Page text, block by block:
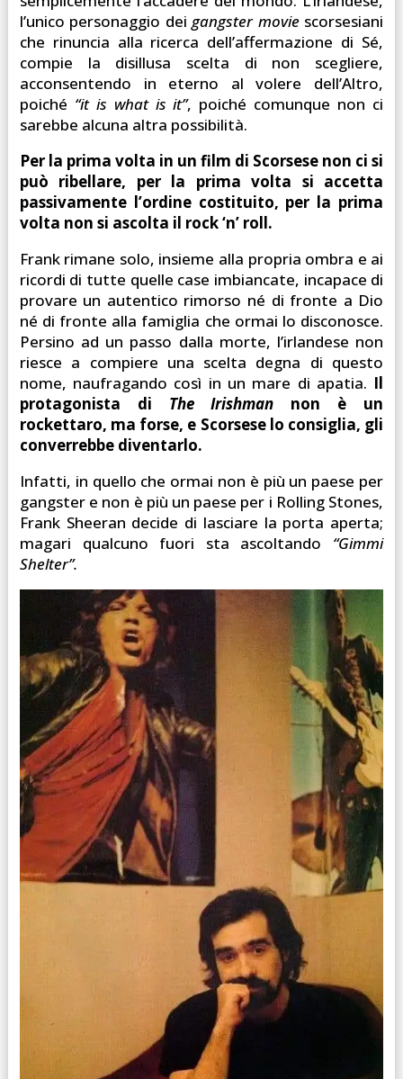
l’unico personaggio deigangster moviescorsesiani
che rinuncia alla ricerca dell’affermazione di Sé,
compie la disillusa scelta di non scegliere,
acconsentendo in eterno al volere dell’Altro,
poiché “it is what is it”, poiché comunque non ci
sarebbe alcuna altra possibilità.
Per la prima volta in un film di Scorsese non ci si
può ribellare, per la prima volta si accetta
passivamente l’ordine costituito, per la prima
volta non si ascolta il rock ‘n’ roll.
Frank rimane solo, insieme alla propria ombra e ai
ricordi di tutte quelle case imbiancate, incapace di
provare un autentico rimorso né di fronte a Dio
né di fronte alla famiglia che ormai lo disconosce.
Persino ad un passo dalla morte, l’irlandese non
riesce a compiere una scelta degna di questo
nome, naufragando così in un mare di apatia. Il
protagonista di The Irishman non è un
rockettaro, ma forse, e Scorsese lo consiglia, gli
converrebbe diventarlo.
Infatti, in quello che ormai non è più un paese per
gangster e non è più un paese per i Rolling Stones,
Frank Sheeran decide di lasciare la porta aperta;
magari qualcuno fuori sta ascoltando “Gimmi
Shelter”.